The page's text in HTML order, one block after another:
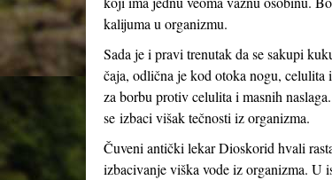
kalijuma u ​​organizmu.
Sada je i pravi trenutak da se sakupi
čaja, odlična je kod otoka nogu,
za borbu protiv celulita i masnih
se izbaci višak tečnosti iz organizma.
Čuveni antički lekar Dioskorid hvali
izbacivanje viška vode iz organizma. U